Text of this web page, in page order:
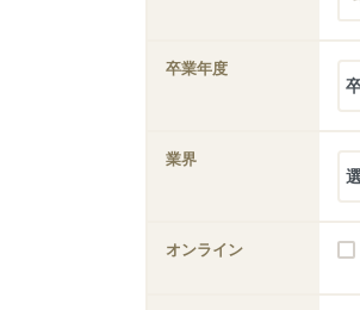
卒業年度
業界
オンライン